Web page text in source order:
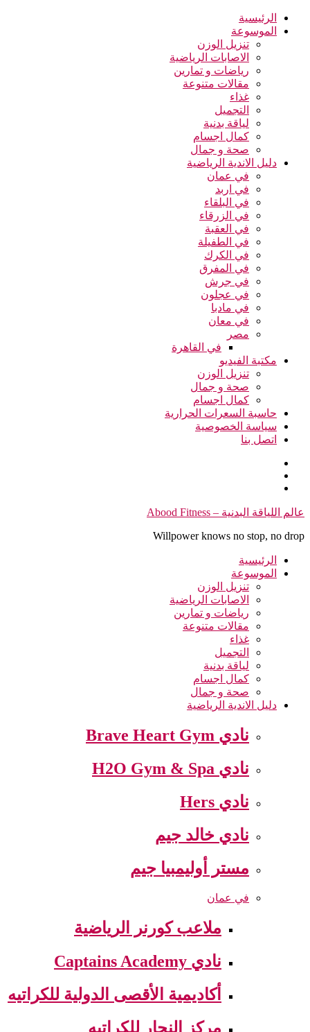
الرئيسية
الموسوعة
تنزيل الوزن
الاصابات الرياضية
رياضات و تمارين
مقالات متنوعة
غذاء
التجميل
لياقة بدنية
كمال اجسام
صحة و جمال
دليل الاندية الرياضية
في عمان
في اربد
في البلقاء
في الزرقاء
في العقبة
في الطفيلة
في الكرك
في المفرق
في جرش
في عجلون
في مادبا
في معان
مصر
في القاهرة
مكتبة الفيديو
تنزيل الوزن
صحة و جمال
كمال اجسام
حاسبة السعرات الحرارية
سياسة الخصوصية
اتصل بنا
التجاوز
المحتوى
عالم اللياقة البدنية – Abood Fitness
Willpower knows no stop, no drop
الرئيسية
الموسوعة
تنزيل الوزن
الاصابات الرياضية
رياضات و تمارين
مقالات متنوعة
غذاء
التجميل
لياقة بدنية
كمال اجسام
صحة و جمال
دليل الاندية الرياضية
نادي Brave Heart Gym
نادي H2O Gym & Spa
نادي Hers
نادي خالد جيم
مستر أوليمبيا جيم
في عمان
ملاعب كورنر الرياضية
نادي Captains Academy
أكاديمية الأقصى الدولية للكراتيه
مركز النجار للكراتيه